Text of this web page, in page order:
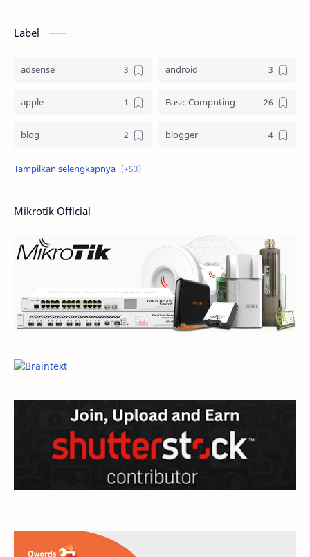
Label
adsense android
apple Basic Computing
blog blogger
Blogging
e-commerce
ecommerce elearning
General General Article
google
jaringan
mail
microsoft mikrotik
Mikrotik Official